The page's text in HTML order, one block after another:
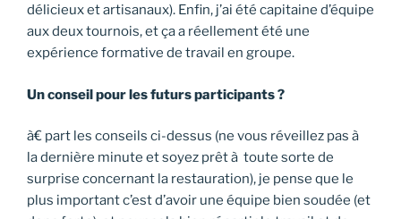
délicieux et artisanaux). Enfin, j’ai été capitaine d’équipe
aux deux tournois, et ça a réellement été une
expérience formative de travail en groupe.
Un conseil pour les futurs participants ?
à€ part les conseils ci-dessus (ne vous réveillez pas à
la dernière minute et soyez prêt à toute sorte de
surprise concernant la restauration), je pense que le
plus important c’est d’avoir une équipe bien soudée (et